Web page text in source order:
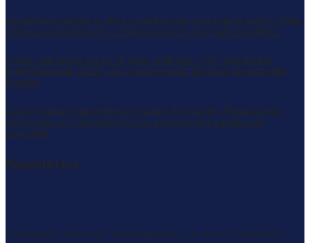
Argentina vuelve a abrir puertas para la carne aviar: Chile
y Perú se destraban y China espera una señal política
Cobb participó en la XII Expo AMEVEA y XIV Seminario
Internacional 2026 con conferencia técnica de Antonio
Duplat
Cobb realizó capacitación para Tecavi en Pacasmayo
enfocada en reproductoras, incubación y pollo de
engorde
Newsletter
Mantengase informado semanalmente con nuestro newsletter